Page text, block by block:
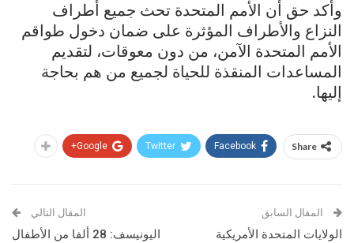
وأكد حق أن الأمم المتحدة تحث جميع أطراف
النزاع والأطراف المؤثرة على ضمان دخول طواقم
الأمم المتحدة الآمن، من دون معوقات، لتقديم
المساعدات المنقذة للحياة لجميع من هم بحاجة
إليها.
Share
Facebook
Twitter
Google+
المقال السابق
الولايات المتحدة الأمريكية
المقال التالي
اليونيسف: 28 ألفا من الأطفال